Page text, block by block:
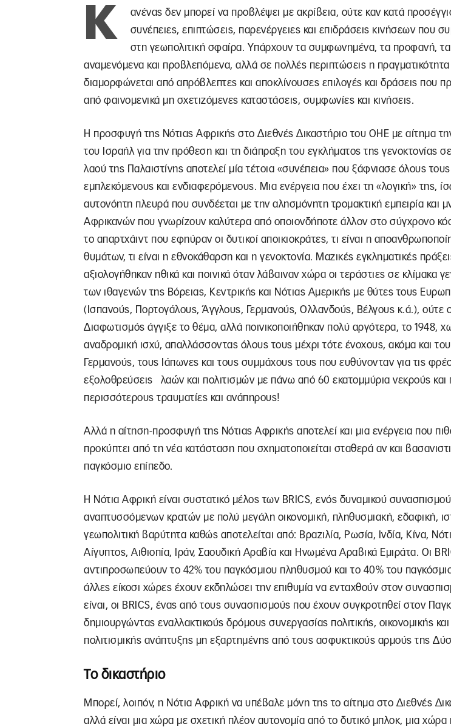
Κ
ανένας δεν μπορεί να προβλέψει με ακρίβεια, ούτε καν κατά
συνέπειες, επιπτώσεις, παρενέργειες και επιδράσεις κινήσεων που
στη γεωπολιτική σφαίρα. Υπάρχουν τα συμφωνημένα, τα προφανή, τα
αναμενόμενα και προβλεπόμενα, αλλά σε πολλές περιπτώσεις η πραγματικότητα
διαμορφώνεται από απρόβλεπτες και αποκλίνουσες επιλογές και δράσεις που
από φαινομενικά μη σχετιζόμενες καταστάσεις, συμφωνίες και κινήσεις.
Η προσφυγή της Νότιας Αφρικής στο Διεθνές Δικαστήριο του ΟΗΕ με αίτημα
του Ισραήλ για την πρόθεση και τη διάπραξη του εγκλήματος της γενοκτονίας
λαού της Παλαιστίνης αποτελεί μία τέτοια «συνέπεια» που ξάφνιασε όλους τους
εμπλεκόμενους και ενδιαφερόμενους. Μια ενέργεια που έχει τη «λογική» της,
αυτονόητη πλευρά που συνδέεται με την αλησμόνητη τρομακτική εμπειρία και
Αφρικανών που γνωρίζουν καλύτερα από οποιονδήποτε άλλον στο σύγχρονο
το απαρτχάιντ που εφηύραν οι δυτικοί αποικιοκράτες, τι είναι η
θυμάτων, τι είναι η εθνοκάθαρση και η γενοκτονία. Μαζικές εγκληματικές
αξιολογήθηκαν ηθικά και ποινικά όταν λάβαιναν χώρα οι τεράστιες σε κλίμακα
των ιθαγενών της Βόρειας, Κεντρικής και Νότιας Αμερικής με θύτες τους
(Ισπανούς, Πορτογάλους, Άγγλους, Γερμανούς, Ολλανδούς, Βέλγους κ.ά.), ούτε
Διαφωτισμός άγγιξε το θέμα, αλλά ποινικοποιήθηκαν πολύ αργότερα, το 1948,
αναδρομική ισχύ, απαλλάσσοντας όλους τους μέχρι τότε ένοχους, ακόμα και
Γερμανούς, τους Ιάπωνες και τους συμμάχους τους που ευθύνονταν για τις
εξολοθρεύσεις λαών και πολιτισμών με πάνω από 60 εκατομμύρια νεκρούς και
περισσότερους τραυματίες και ανάπηρους!
Αλλά η αίτηση-προσφυγή της Νότιας Αφρικής αποτελεί και μια ενέργεια που
προκύπτει από τη νέα κατάσταση που σχηματοποιείται σταθερά αν και
παγκόσμιο επίπεδο.
Η Νότια Αφρική είναι συστατικό μέλος των BRICS, ενός δυναμικού
αναπτυσσόμενων κρατών με πολύ μεγάλη οικονομική, πληθυσμιακή, εδαφική,
γεωπολιτική βαρύτητα καθώς αποτελείται από: Βραζιλία, Ρωσία, Ινδία, Κίνα,
Αίγυπτος, Αιθιοπία, Ιράν, Σαουδική Αραβία και Ηνωμένα Αραβικά Εμιράτα. Οι
αντιπροσωπεύουν το 42% του παγκόσμιου πληθυσμού και το 40% του
άλλες είκοσι χώρες έχουν εκδηλώσει την επιθυμία να ενταχθούν στον
είναι, οι BRICS, ένας από τους συνασπισμούς που έχουν συγκροτηθεί στον
δημιουργώντας εναλλακτικούς δρόμους συνεργασίας πολιτικής, οικονομικής και
πολιτισμικής ανάπτυξης μη εξαρτημένης από τους ασφυκτικούς αρμούς της
Το δικαστήριο
Μπορεί, λοιπόν, η Νότια Αφρική να υπέβαλε μόνη της το αίτημα στο Διεθνές
αλλά είναι μια χώρα με σχετική πλέον αυτονομία από το δυτικό μπλοκ, μια χώρα